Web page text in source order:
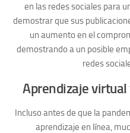
en las redes sociales para
demostrar que sus
un aumento en el
demostrando a un posible
redes
Aprendizaje
Incluso antes de que la
aprendizaje en línea,